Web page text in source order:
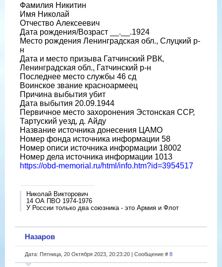
Фамилия Никитин
Имя Николай
Отчество Алексеевич
Дата рождения/Возраст __.__.1924
Место рождения Ленинградская обл., Слуцкий р-
н
Дата и место призыва Гатчинский РВК,
Ленинградская обл., Гатчинский р-н
Последнее место службы 46 сд
Воинское звание красноармеец
Причина выбытия убит
Дата выбытия 20.09.1944
Первичное место захоронения Эстонская ССР,
Тартуский уезд, д. Айду
Название источника донесения ЦАМО
Номер фонда источника информации 58
Номер описи источника информации 18002
Номер дела источника информации 1013
https://obd-memorial.ru/html/info.htm?id=3954517
Николай Викторович
14 ОА ПВО 1974-1976
У России только два союзника - это Армия и Флот
Назаров
Дата: Пятница, 20 Октября 2023, 20:23:20 | Сообщение # 8